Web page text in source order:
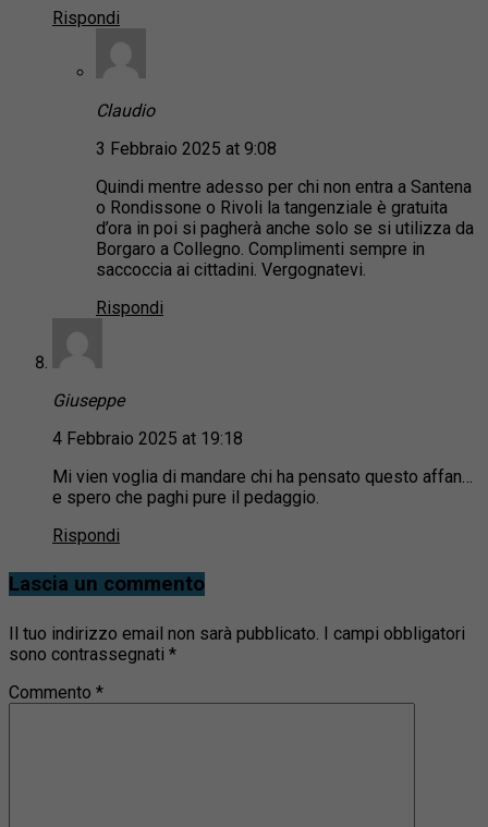
Rispondi
Claudio
3 Febbraio 2025 at 9:08
Quindi mentre adesso per chi non entra a Santena
o Rondissone o Rivoli la tangenziale è gratuita
d’ora in poi si pagherà anche solo se si utilizza da
Borgaro a Collegno. Complimenti sempre in
saccoccia ai cittadini. Vergognatevi.
Rispondi
Giuseppe
4 Febbraio 2025 at 19:18
Mi vien voglia di mandare chi ha pensato questo affan…
e spero che paghi pure il pedaggio.
Rispondi
Lascia un commento
Il tuo indirizzo email non sarà pubblicato.
I campi obbligatori
sono contrassegnati *
Commento *